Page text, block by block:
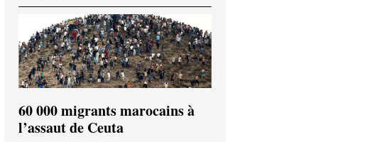
60 000 migrants marocains à
l’assaut de Ceuta